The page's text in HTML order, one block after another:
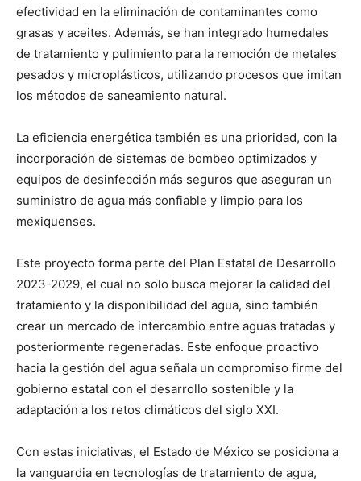
efectividad en la eliminación de contaminantes como
grasas y aceites. Además, se han integrado humedales
de tratamiento y pulimiento para la remoción de metales
pesados y microplásticos, utilizando procesos que imitan
los métodos de saneamiento natural.
La eficiencia energética también es una prioridad, con la
incorporación de sistemas de bombeo optimizados y
equipos de desinfección más seguros que aseguran un
suministro de agua más confiable y limpio para los
mexiquenses.
Este proyecto forma parte del Plan Estatal de Desarrollo
2023-2029, el cual no solo busca mejorar la calidad del
tratamiento y la disponibilidad del agua, sino también
crear un mercado de intercambio entre aguas tratadas y
posteriormente regeneradas. Este enfoque proactivo
hacia la gestión del agua señala un compromiso firme del
gobierno estatal con el desarrollo sostenible y la
adaptación a los retos climáticos del siglo XXI.
Con estas iniciativas, el Estado de México se posiciona a
la vanguardia en tecnologías de tratamiento de agua,